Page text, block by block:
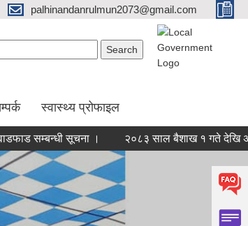
palhinandanrulmun2073@gmail.com
स्वास्थ्य प्रोफाइल
सूचना । २०८३ साल बैशाख १ गते देखि असार